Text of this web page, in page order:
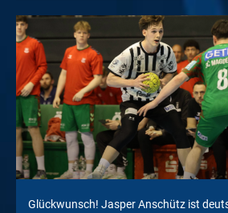
Glückwunsch! Jasper Anschütz ist